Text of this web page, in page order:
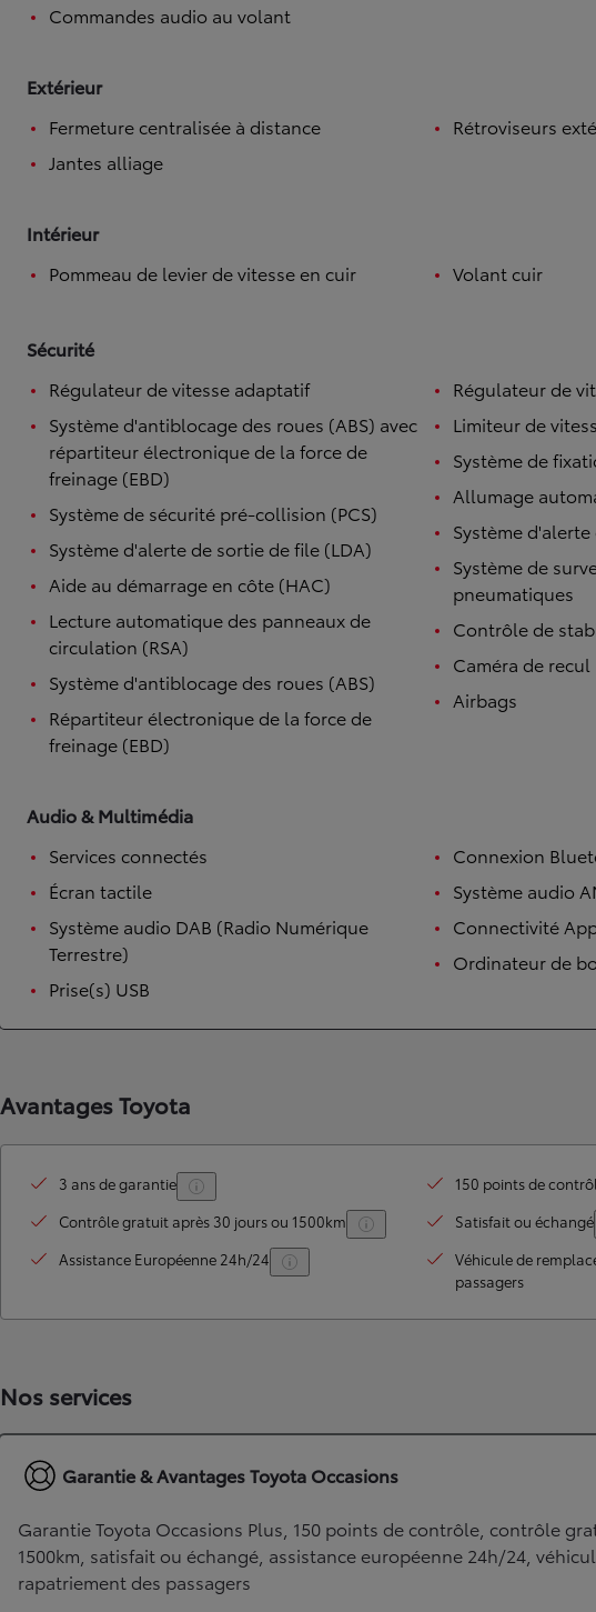
HYBRIDE OU HYBRIDE RECHARGEABLE
Commandes audio au volant
Extérieur
Fermeture centralisée à distance
Jantes alliage
Rétroviseurs
Intérieur
Pommeau de levier de vitesse en cuir
Volant cuir
Sécurité
Régulateur de vitesse adaptatif
Système d'antiblocage des roues (ABS) avec
répartiteur électronique de la force de
freinage (EBD)
Système de sécurité pré-collision (PCS)
Système d'alerte de sortie de file (LDA)
Aide au démarrage en côte (HAC)
Lecture automatique des panneaux de
circulation (RSA)
Système d'antiblocage des roues (ABS)
Répartiteur électronique de la force de
freinage (EBD)
Régulateur de
Limiteur de
Système de
Allumage
Système d'alerte
Système de
pneumatiques
Contrôle de
Caméra de recul
Airbags
Audio & Multimédia
Services connectés
Écran tactile
Système audio DAB (Radio Numérique
Terrestre)
Prise(s) USB
Connexion
Système audio
Connectivité
Ordinateur de
Avantages Toyota
3 ans de garantie
150 points de
Contrôle gratuit après 30 jours ou 1500km
Satisfait ou échangé
Assistance Européenne 24h/24
Véhicule de
passagers
Nos services
Garantie & Avantages Toyota Occasions
Garantie Toyota Occasions Plus, 150 points de contrôle, contrôle
1500km, satisfait ou échangé, assistance européenne 24h/24,
rapatriement des passagers